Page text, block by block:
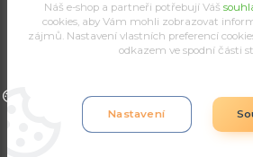
Upravit sběr cookies.
Náš e-shop a partneři potřebují Váš
cookies, aby Vám mohli zobrazovat
zájmů. Nastavení vlastních preferencí
odkazem ve spodní části
Nastavení